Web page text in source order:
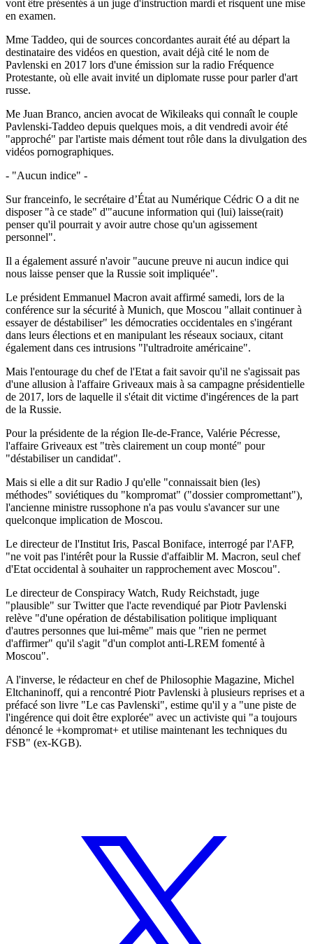
vont être présentés à un juge d'instruction mardi et risquent une mise
en examen.
Mme Taddeo, qui de sources concordantes aurait été au départ la
destinataire des vidéos en question, avait déjà cité le nom de
Pavlenski en 2017 lors d'une émission sur la radio Fréquence
Protestante, où elle avait invité un diplomate russe pour parler d'art
russe.
Me Juan Branco, ancien avocat de Wikileaks qui connaît le couple
Pavlenski-Taddeo depuis quelques mois, a dit vendredi avoir été
"approché" par l'artiste mais dément tout rôle dans la divulgation des
vidéos pornographiques.
- "Aucun indice" -
Sur franceinfo, le secrétaire d’État au Numérique Cédric O a dit ne
disposer "à ce stade" d'"aucune information qui (lui) laisse(rait)
penser qu'il pourrait y avoir autre chose qu'un agissement
personnel".
Il a également assuré n'avoir "aucune preuve ni aucun indice qui
nous laisse penser que la Russie soit impliquée".
Le président Emmanuel Macron avait affirmé samedi, lors de la
conférence sur la sécurité à Munich, que Moscou "allait continuer à
essayer de déstabiliser" les démocraties occidentales en s'ingérant
dans leurs élections et en manipulant les réseaux sociaux, citant
également dans ces intrusions "l'ultradroite américaine".
Mais l'entourage du chef de l'Etat a fait savoir qu'il ne s'agissait pas
d'une allusion à l'affaire Griveaux mais à sa campagne présidentielle
de 2017, lors de laquelle il s'était dit victime d'ingérences de la part
de la Russie.
Pour la présidente de la région Ile-de-France, Valérie Pécresse,
l'affaire Griveaux est "très clairement un coup monté" pour
"déstabiliser un candidat".
Mais si elle a dit sur Radio J qu'elle "connaissait bien (les)
méthodes" soviétiques du "kompromat" ("dossier compromettant"),
l'ancienne ministre russophone n'a pas voulu s'avancer sur une
quelconque implication de Moscou.
Le directeur de l'Institut Iris, Pascal Boniface, interrogé par l'AFP,
"ne voit pas l'intérêt pour la Russie d'affaiblir M. Macron, seul chef
d'Etat occidental à souhaiter un rapprochement avec Moscou".
Le directeur de Conspiracy Watch, Rudy Reichstadt, juge
"plausible" sur Twitter que l'acte revendiqué par Piotr Pavlenski
relève "d'une opération de déstabilisation politique impliquant
d'autres personnes que lui-même" mais que "rien ne permet
d'affirmer" qu'il s'agit "d'un complot anti-LREM fomenté à
Moscou".
A l'inverse, le rédacteur en chef de Philosophie Magazine, Michel
Eltchaninoff, qui a rencontré Piotr Pavlenski à plusieurs reprises et a
préfacé son livre "Le cas Pavlenski", estime qu'il y a "une piste de
l'ingérence qui doit être explorée" avec un activiste qui "a toujours
dénoncé le +kompromat+ et utilise maintenant les techniques du
FSB" (ex-KGB).